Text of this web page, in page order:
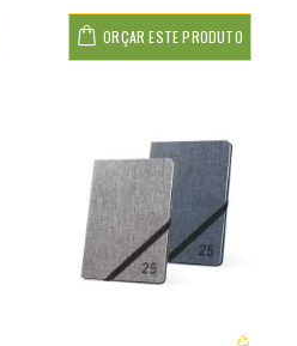
ORÇAR ESTE PRODUTO